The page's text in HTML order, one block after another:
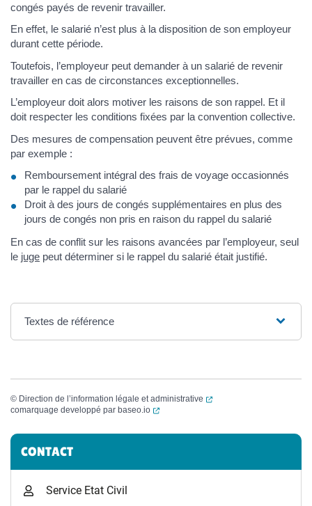
congés payés de revenir travailler.
En effet, le salarié n’est plus à la disposition de son employeur
durant cette période.
Toutefois, l’employeur peut demander à un salarié de revenir
travailler en cas de circonstances exceptionnelles.
L’employeur doit alors motiver les raisons de son rappel. Et il
doit respecter les conditions fixées par la convention collective.
Des mesures de compensation peuvent être prévues, comme
par exemple :
Remboursement intégral des frais de voyage occasionnés
par le rappel du salarié
Droit à des jours de congés supplémentaires en plus des
jours de congés non pris en raison du rappel du salarié
En cas de conflit sur les raisons avancées par l’employeur, seul
le juge peut déterminer si le rappel du salarié était justifié.
Textes de référence
© Direction de l’information légale et administrative
(ouverture dans un
comarquage developpé par baseo.io (ouverture dans un nouvel onglet)
Informations complémentaires
CONTACT
Service Etat Civil